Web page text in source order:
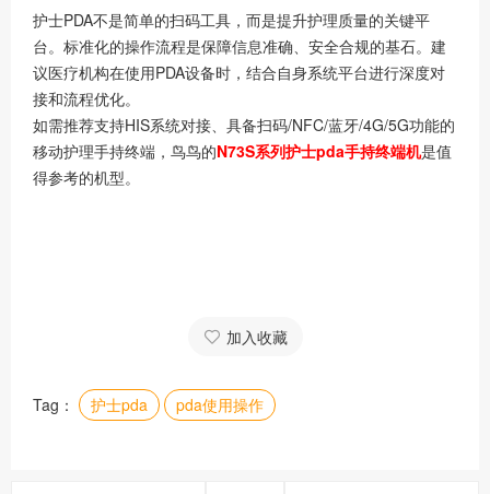
护士PDA不是简单的扫码工具，而是提升护理质量的关键平
台。标准化的操作流程是保障信息准确、安全合规的基石。建
议医疗机构在使用PDA设备时，结合自身系统平台进行深度对
接和流程优化。
如需推荐支持HIS系统对接、具备扫码/NFC/蓝牙/4G/5G功能的
移动护理手持终端，鸟鸟的N73S系列护士pda手持终端机是值
得参考的机型。
加入收藏
Tag： 护士pda pda使用操作